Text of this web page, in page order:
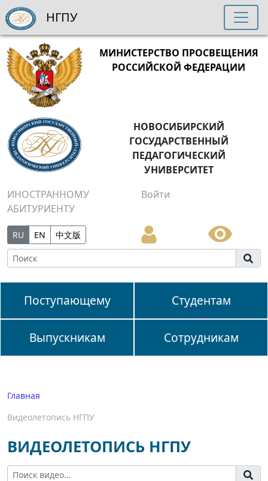
МИНИСТЕРСТВО ПРОСВЕЩЕНИЯ
РОССИЙСКОЙ ФЕДЕРАЦИИ
НОВОСИБИРСКИЙ
ГОСУДАРСТВЕННЫЙ
ПЕДАГОГИЧЕСКИЙ
УНИВЕРСИТЕТ
ИНОСТРАННОМУ
АБИТУРИЕНТУ
Войти
RU EN 中文版
Поступающему Студентам
Выпускникам Сотрудникам
НГПУ
Главная
Видеолетопись НГПУ
ВИДЕОЛЕТОПИСЬ НГПУ